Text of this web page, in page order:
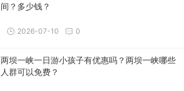
间？多少钱？
0
2026-07-10
两坝一峡一日游小孩子有优惠吗？两坝一峡哪些
人群可以免费？